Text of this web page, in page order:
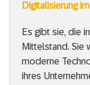
Digitalisierung
Es gibt sie, die
Mittelstand. Sie
moderne
ihres